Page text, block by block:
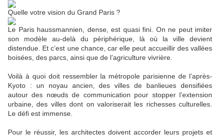
Quelle votre vision du Grand Paris ?
Le Paris haussmannien, dense, est quasi fini. On ne peut imiter
son modèle au-delà du périphérique, là où la ville devient
distendue. Et c’est une chance, car elle peut accueillir des vallées
boisées, des parcs, ainsi que de l’agriculture vivrière.
Voilà à quoi doit ressembler la métropole parisienne de l’après-
Kyoto : un noyau ancien, des villes de banlieues densifiées
autour des nœuds de communication pour stopper l’extension
urbaine, des villes dont on valoriserait les richesses culturelles.
Le défi est immense.
Pour le réussir, les architectes doivent accorder leurs projets et